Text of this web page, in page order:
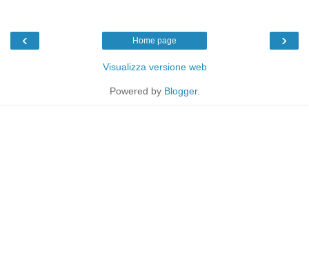
‹ ›
Home page
Visualizza versione web
Powered by Blogger.